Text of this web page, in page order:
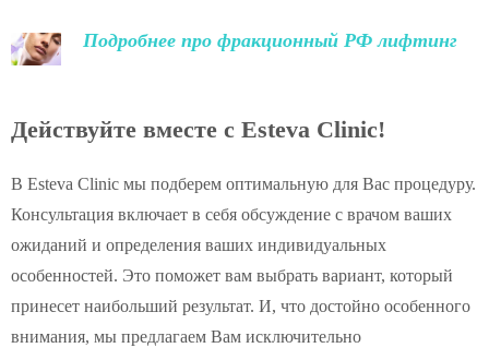
Подробнее про фракционный РФ лифтинг
Действуйте вместе с Esteva Clinic!
В Esteva Clinic мы подберем оптимальную для Вас процедуру.
Консультация включает в себя обсуждение с врачом ваших
ожиданий и определения ваших индивидуальных
особенностей. Это поможет вам выбрать вариант, который
принесет наибольший результат. И, что достойно особенного
внимания, мы предлагаем Вам исключительно